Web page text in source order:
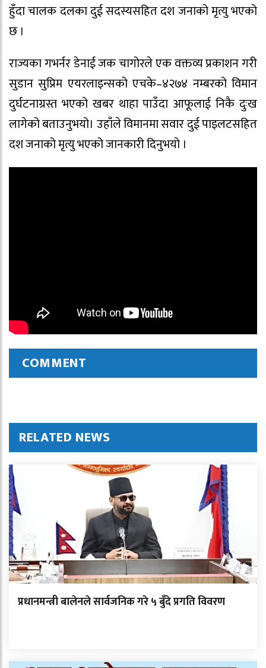
हुँदा चालक दलका दुई सदस्यसहित दश जनाको मृत्यु भएको
छ ।
राज्यका गभर्नर डेनाई जक चागोरले एक वक्तव्य प्रकाशन गरी
सुडान सुप्रिम एयरलाइन्सको एचके–४२७४ नम्बरको विमान
दुर्घटनाग्रस्त भएको खबर थाहा पाउँदा आफूलाई निकै दुःख
लागेको बताउनुभयो। उहाँले विमानमा सवार दुई पाइलटसहित
दश जनाको मृत्यु भएको जानकारी दिनुभयो ।
COMMENT
RELATED NEWS
प्रधानमन्त्री बालेनले सार्वजनिक गरे ५ बुँदे प्रगति विवरण